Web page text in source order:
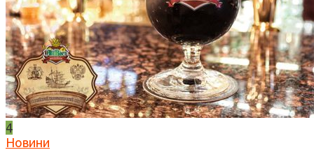
4
Новини